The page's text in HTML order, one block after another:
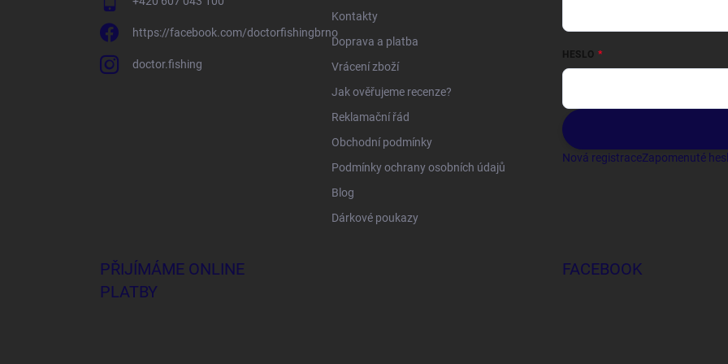
https://facebook.com/doctorfishingbrno
doctor.fishing
Kontakty
Doprava a platba
Vrácení zboží
Jak ověřujeme recenze?
Reklamační řád
Obchodní podmínky
Podmínky ochrany osobních údajů
Blog
Dárkové poukazy
HESLO
Nová registraceZapomenuté
PŘIJÍMÁME ONLINE
PLATBY
FACEBOOK